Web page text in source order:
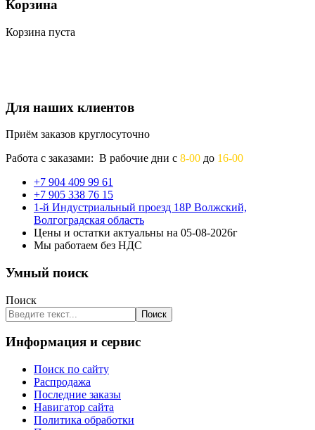
Корзина
Корзина пуста
Для наших клиентов
Приём заказов круглосуточно
Работа с заказами: В рабочие дни с 8-00 до 16-00
+7 904 409 99 61
+7 905 338 76 15
1-й Индустриальный проезд 18Р Волжский,
Волгоградская область
Цены и остатки актуальны на 05-08-2026г
Мы работаем без НДС
Умный поиск
Поиск
Поиск
Информация и сервис
Поиск по сайту
Распродажа
Последние заказы
Навигатор сайта
Политика обработки